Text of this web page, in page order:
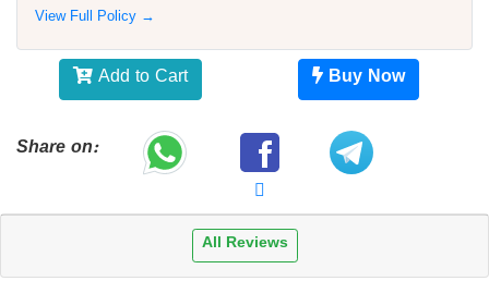
View Full Policy →
Add to Cart Buy Now
Share on:
All Reviews